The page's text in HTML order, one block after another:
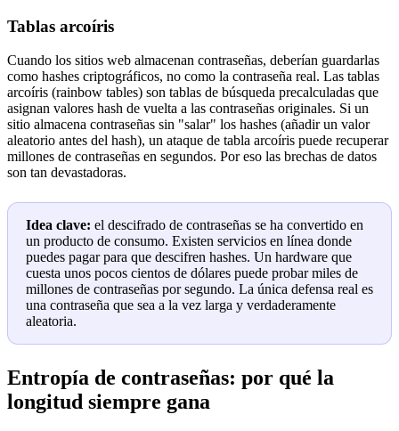
Tablas arcoíris
Cuando los sitios web almacenan contraseñas, deberían guardarlas
como hashes criptográficos, no como la contraseña real. Las tablas
arcoíris (rainbow tables) son tablas de búsqueda precalculadas que
asignan valores hash de vuelta a las contraseñas originales. Si un
sitio almacena contraseñas sin "salar" los hashes (añadir un valor
aleatorio antes del hash), un ataque de tabla arcoíris puede recuperar
millones de contraseñas en segundos. Por eso las brechas de datos
son tan devastadoras.
Idea clave: el descifrado de contraseñas se ha convertido en
un producto de consumo. Existen servicios en línea donde
puedes pagar para que descifren hashes. Un hardware que
cuesta unos pocos cientos de dólares puede probar miles de
millones de contraseñas por segundo. La única defensa real es
una contraseña que sea a la vez larga y verdaderamente
aleatoria.
Entropía de contraseñas: por qué la
longitud siempre gana